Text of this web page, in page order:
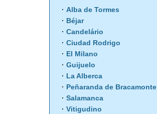
Alba de Tormes
Béjar
Candelário
Ciudad Rodrigo
El Milano
Guijuelo
La Alberca
Peñaranda de Bracamonte
Salamanca
Vitigudino